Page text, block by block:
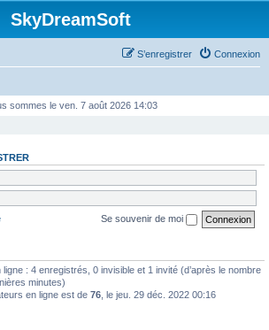
SkyDreamSoft
Connexion
S’enregistrer
sommes le ven. 7 août 2026 14:03
Se souvenir de moi
ligne : 4 enregistrés, 0 invisible et 1 invité (d’après le nombre
minutes)
en ligne est de 76 , le jeu. 29 déc. 2022 00:16